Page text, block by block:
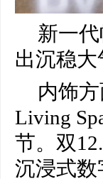
新一
出沉稳
内饰
Living
节。双
沉浸式